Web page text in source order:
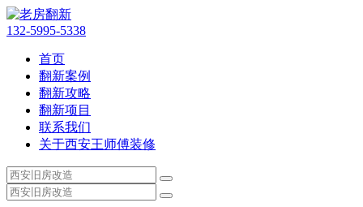
132-5995-5338
首页
翻新案例
翻新攻略
翻新项目
联系我们
关于西安王师傅装修